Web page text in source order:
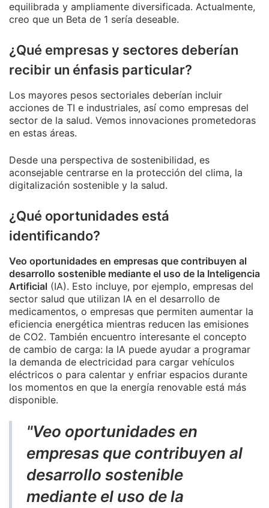
equilibrada y ampliamente diversificada. Actualmente,
creo que un Beta de 1 sería deseable.
¿Qué empresas y sectores deberían
recibir un énfasis particular?
Los mayores pesos sectoriales deberían incluir
acciones de TI e industriales, así como empresas del
sector de la salud. Vemos innovaciones prometedoras
en estas áreas.
Desde una perspectiva de sostenibilidad, es
aconsejable centrarse en la protección del clima, la
digitalización sostenible y la salud.
¿Qué oportunidades está
identificando?
Veo oportunidades en empresas que contribuyen al
desarrollo sostenible mediante el uso de la Inteligencia
Artificial (IA). Esto incluye, por ejemplo, empresas del
sector salud que utilizan IA en el desarrollo de
medicamentos, o empresas que permiten aumentar la
eficiencia energética mientras reducen las emisiones
de CO2. También encuentro interesante el concepto
de cambio de carga: la IA puede ayudar a programar
la demanda de electricidad para cargar vehículos
eléctricos o para calentar y enfriar espacios durante
los momentos en que la energía renovable está más
disponible.
"Veo oportunidades en
empresas que contribuyen al
desarrollo sostenible
mediante el uso de la